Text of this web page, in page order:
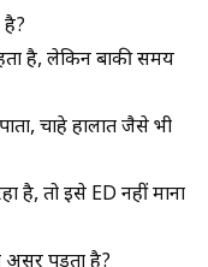
है?
है, लेकिन बाकी समय
चाहे हालात जैसे भी
है, तो इसे ED नहीं माना